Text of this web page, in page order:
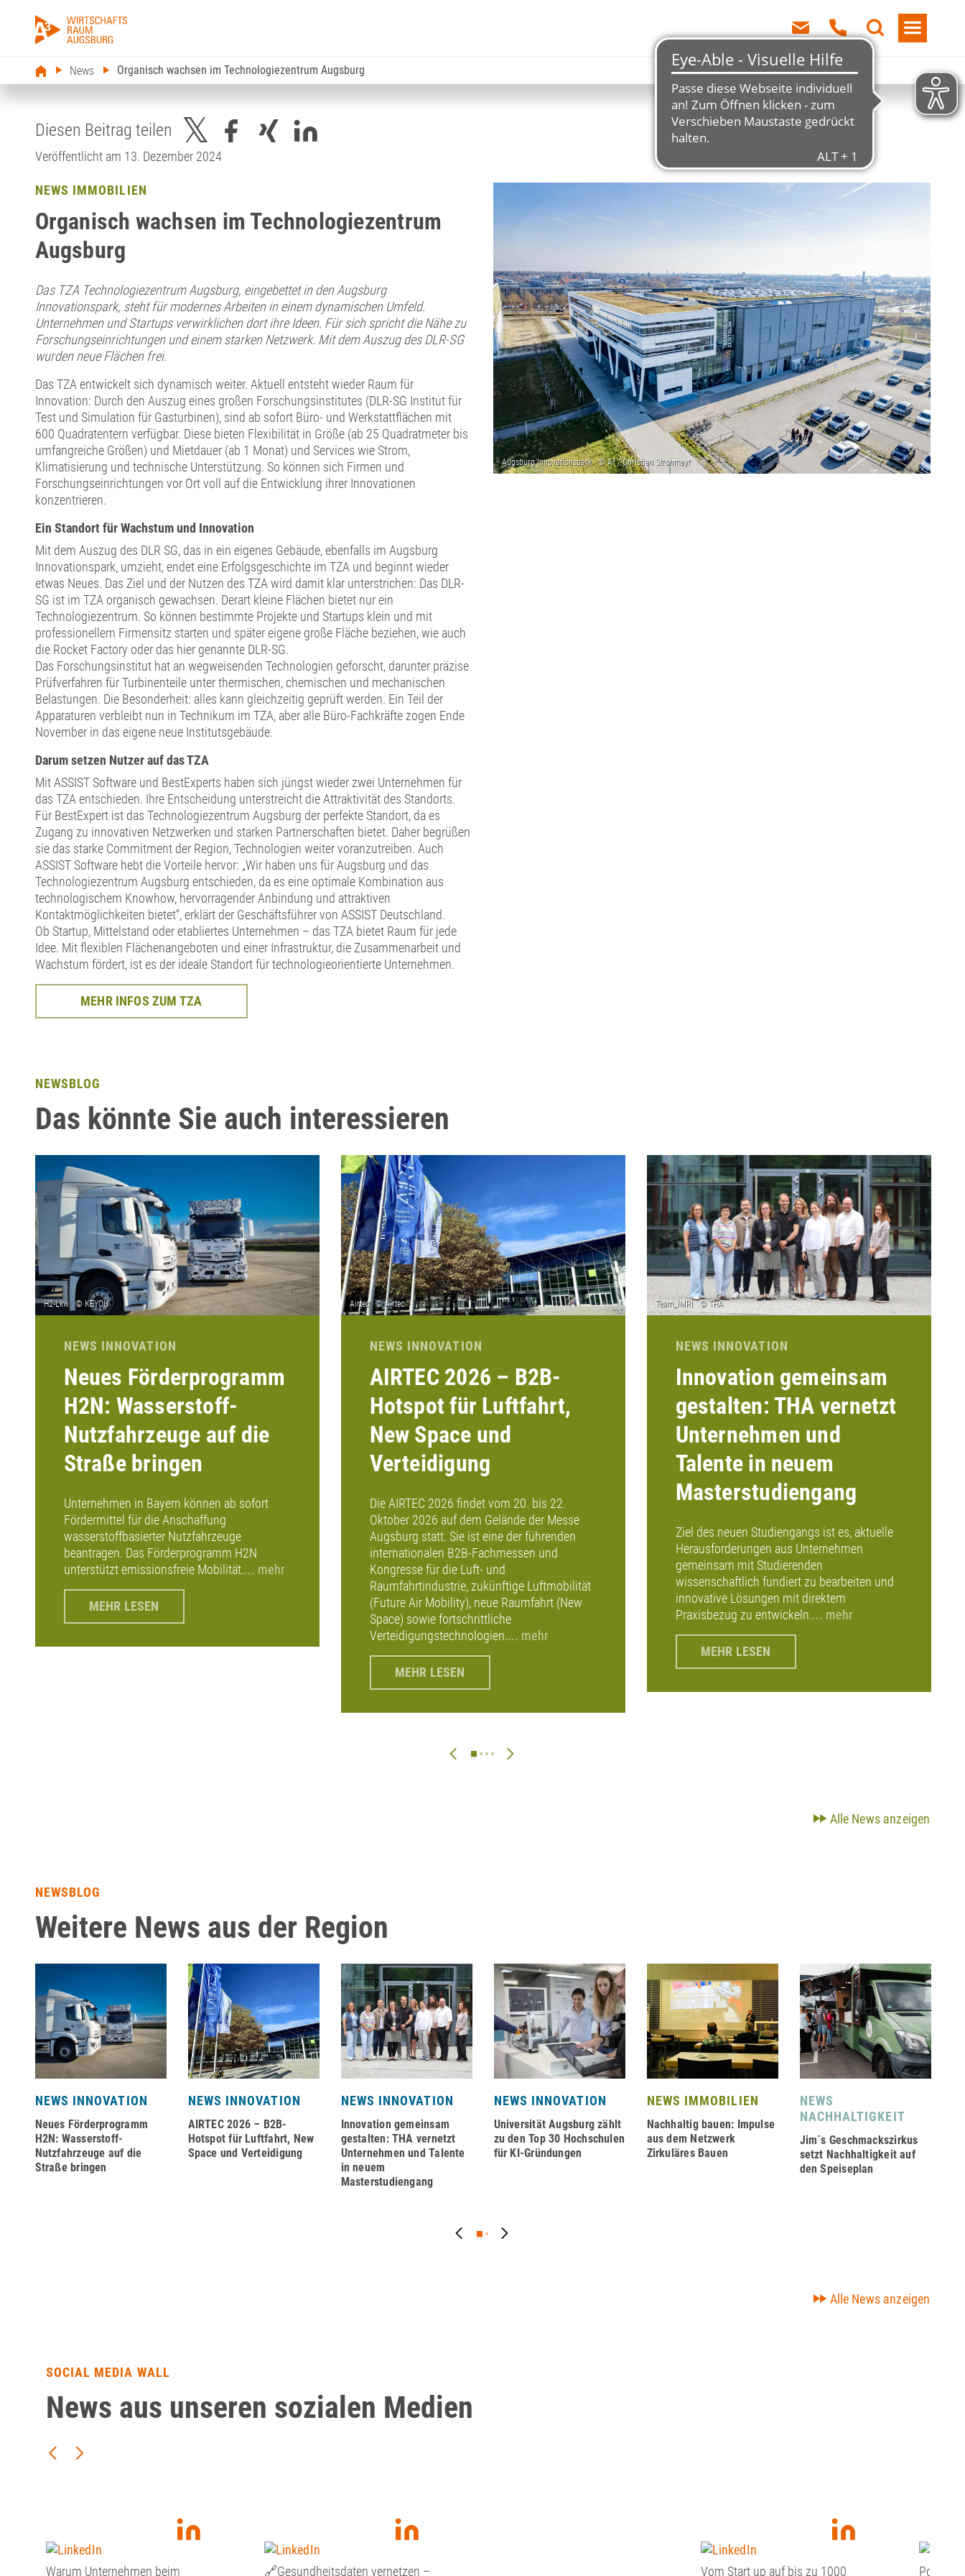
News Organisch wachsen im Technologiezentrum Augsburg
Diesen Beitrag teilen
Veröffentlicht am 13. Dezember 2024
NEWS IMMOBILIEN
Organisch wachsen im Technologiezentrum
Augsburg
Das TZA Technologiezentrum Augsburg, eingebettet in den Augsburg
Innovationspark, steht für modernes Arbeiten in einem dynamischen Umfeld.
Unternehmen und Startups verwirklichen dort ihre Ideen. Für sich spricht die Nähe zu
Forschungseinrichtungen und einem starken Netzwerk. Mit dem Auszug des DLR-SG
wurden neue Flächen frei.
Das TZA entwickelt sich dynamisch weiter. Aktuell entsteht wieder Raum für
Innovation: Durch den Auszug eines großen Forschungsinstitutes (DLR-SG Institut für
Test und Simulation für Gasturbinen), sind ab sofort Büro- und Werkstattflächen mit
600 Quadratentern verfügbar. Diese bieten Flexibilität in Größe (ab 25 Quadratmeter bis
umfangreiche Größen) und Mietdauer (ab 1 Monat) und Services wie Strom,
Klimatisierung und technische Unterstützung. So können sich Firmen und
Forschungseinrichtungen vor Ort voll auf die Entwicklung ihrer Innovationen
konzentrieren.
Ein Standort für Wachstum und Innovation
Mit dem Auszug des DLR SG, das in ein eigenes Gebäude, ebenfalls im Augsburg
Innovationspark, umzieht, endet eine Erfolgsgeschichte im TZA und beginnt wieder
etwas Neues. Das Ziel und der Nutzen des TZA wird damit klar unterstrichen: Das DLR-
SG ist im TZA organisch gewachsen. Derart kleine Flächen bietet nur ein
Technologiezentrum. So können bestimmte Projekte und Startups klein und mit
professionellem Firmensitz starten und später eigene große Fläche beziehen, wie auch
die Rocket Factory oder das hier genannte DLR-SG.
Das Forschungsinstitut hat an wegweisenden Technologien geforscht, darunter präzise
Prüfverfahren für Turbinenteile unter thermischen, chemischen und mechanischen
Belastungen. Die Besonderheit: alles kann gleichzeitig geprüft werden. Ein Teil der
Apparaturen verbleibt nun in Technikum im TZA, aber alle Büro-Fachkräfte zogen Ende
November in das eigene neue Institutsgebäude.
Darum setzen Nutzer auf das TZA
Mit ASSIST Software und BestExperts haben sich jüngst wieder zwei Unternehmen für
das TZA entschieden. Ihre Entscheidung unterstreicht die Attraktivität des Standorts.
Für BestExpert ist das Technologiezentrum Augsburg der perfekte Standort, da es
Zugang zu innovativen Netzwerken und starken Partnerschaften bietet. Daher begrüßen
sie das starke Commitment der Region, Technologien weiter voranzutreiben. Auch
ASSIST Software hebt die Vorteile hervor: „Wir haben uns für Augsburg und das
Technologiezentrum Augsburg entschieden, da es eine optimale Kombination aus
technologischem Knowhow, hervorragender Anbindung und attraktiven
Kontaktmöglichkeiten bietet“, erklärt der Geschäftsführer von ASSIST Deutschland.
Ob Startup, Mittelstand oder etabliertes Unternehmen – das TZA bietet Raum für jede
Idee. Mit flexiblen Flächenangeboten und einer Infrastruktur, die Zusammenarbeit und
Wachstum fördert, ist es der ideale Standort für technologieorientierte Unternehmen.
MEHR INFOS ZUM TZA
NEWSBLOG
Das könnte Sie auch interessieren
NEWS INNOVATION
Neues Förderprogramm
H2N: Wasserstoff-
Nutzfahrzeuge auf die
Straße bringen
Unternehmen in Bayern können ab sofort
Fördermittel für die Anschaffung
wasserstoffbasierter Nutzfahrzeuge
beantragen. Das Förderprogramm H2N
unterstützt emissionsfreie Mobilität.... mehr
MEHR LESEN
NEWS INNOVATION
AIRTEC 2026 – B2B-
Hotspot für Luftfahrt,
New Space und
Verteidigung
Die AIRTEC 2026 findet vom 20. bis 22.
Oktober 2026 auf dem Gelände der Messe
Augsburg statt. Sie ist eine der führenden
internationalen B2B-Fachmessen und
Kongresse für die Luft- und
Raumfahrtindustrie, zukünftige Luftmobilität
(Future Air Mobility), neue Raumfahrt (New
Space) sowie fortschrittliche
Verteidigungstechnologien.... mehr
MEHR LESEN
NEWS INNOVATION
Innovation gemeinsam
gestalten: THA vernetzt
Unternehmen und
Talente in neuem
Masterstudiengang
Ziel des neuen Studiengangs ist es, aktuelle
Herausforderungen aus Unternehmen
gemeinsam mit Studierenden
wissenschaftlich fundiert zu bearbeiten und
innovative Lösungen mit direktem
Praxisbezug zu entwickeln.... mehr
MEHR LESEN
Alle News anzeigen
NEWSBLOG
Weitere News aus der Region
NEWS INNOVATION
Neues Förderprogramm
H2N: Wasserstoff-
Nutzfahrzeuge auf die
Straße bringen
NEWS INNOVATION
AIRTEC 2026 – B2B-
Hotspot für Luftfahrt, New
Space und Verteidigung
NEWS INNOVATION
Innovation gemeinsam
gestalten: THA vernetzt
Unternehmen und Talente
in neuem
Masterstudiengang
NEWS INNOVATION
Universität Augsburg zählt
zu den Top 30 Hochschulen
für KI-Gründungen
NEWS IMMOBILIEN
Nachhaltig bauen: Impulse
aus dem Netzwerk
Zirkuläres Bauen
NEWS
NACHHALTIGKEIT
Jim´s Geschmackszirkus
setzt Nachhaltigkeit auf
den Speiseplan
Alle News anzeigen
SOCIAL MEDIA WALL
News aus unseren sozialen Medien
Warum Unternehmen beim 🔗Gesundheitsdaten vernetzen – Vom Start up auf bis zu 1000 Podcast